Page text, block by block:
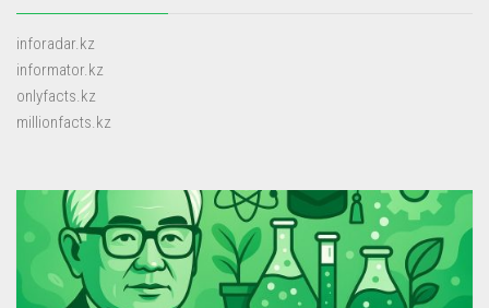
inforadar.kz
informator.kz
onlyfacts.kz
millionfacts.kz